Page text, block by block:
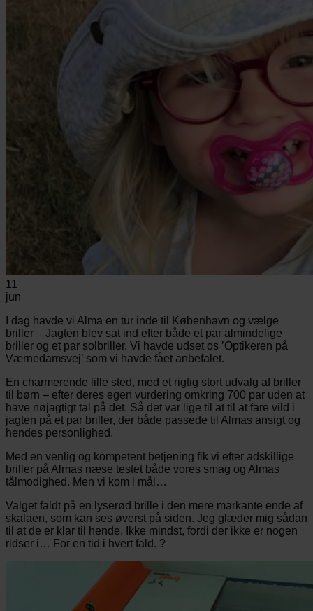
11
jun
I dag havde vi Alma en tur inde til København og vælge
briller – Jagten blev sat ind efter både et par almindelige
briller og et par solbriller. Vi havde udset os ’Optikeren på
Værnedamsvej’ som vi havde fået anbefalet.
En charmerende lille sted, med et rigtig stort udvalg af briller
til børn – efter deres egen vurdering omkring 700 par uden at
have nøjagtigt tal på det. Så det var lige til at til at fare vild i
jagten på et par briller, der både passede til Almas ansigt og
hendes personlighed.
Med en venlig og kompetent betjening fik vi efter adskillige
briller på Almas næse testet både vores smag og Almas
tålmodighed. Men vi kom i mål…
Valget faldt på en lyserød brille i den mere markante ende af
skalaen, som kan ses øverst på siden. Jeg glæder mig sådan
til at de er klar til hende. Ikke mindst, fordi der ikke er nogen
ridser i… For en tid i hvert fald. ?